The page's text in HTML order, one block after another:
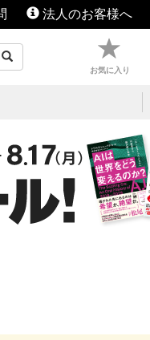
法人のお客様へ
お気に入り